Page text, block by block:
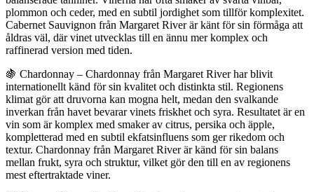
plommon och ceder, med en subtil jordighet som tillför komplexitet.
Cabernet Sauvignon från Margaret River är känt för sin förmåga att
åldras väl, där vinet utvecklas till en ännu mer komplex och
raffinerad version med tiden.
🍇 Chardonnay – Chardonnay från Margaret River har blivit
internationellt känd för sin kvalitet och distinkta stil. Regionens
klimat gör att druvorna kan mogna helt, medan den svalkande
inverkan från havet bevarar vinets friskhet och syra. Resultatet är en
vin som är komplex med smaker av citrus, persika och äpple,
kompletterad med en subtil ekfatsinfluens som ger rikedom och
textur. Chardonnay från Margaret River är känd för sin balans
mellan frukt, syra och struktur, vilket gör den till en av regionens
mest eftertraktade viner.